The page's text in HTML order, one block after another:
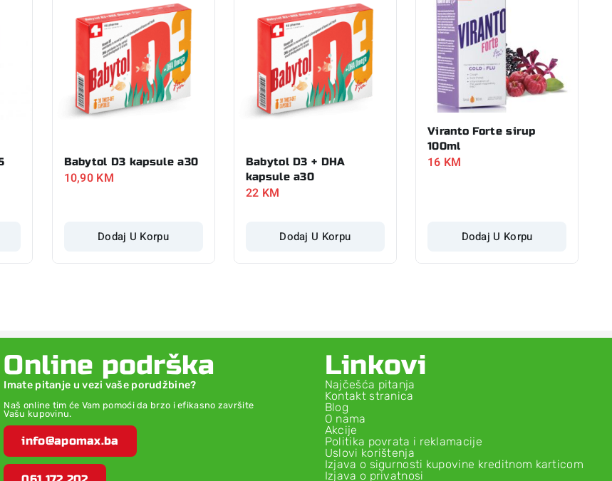
Babytol D3 kapsule a30
10,90 KM
Dodaj U Korpu
Babytol D3 + DHA
kapsule a30
22 KM
Dodaj U Korpu
Viranto Forte sirup
100ml
16 KM
Dodaj U Korpu
Online podrška
Imate pitanje u vezi vaše porudžbine?
Naš online tim će Vam pomoći da brzo i efikasno završite
Vašu kupovinu.
info@apomax.ba
Linkovi
Najčešća pitanja
Kontakt stranica
Blog
O nama
Akcije
Politika povrata i reklamacije
Uslovi korištenja
Izjava o sigurnosti kupovine kreditnom karticom
Izjava o privatnosi